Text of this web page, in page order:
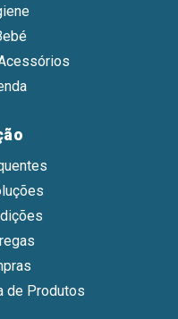
de Produtos